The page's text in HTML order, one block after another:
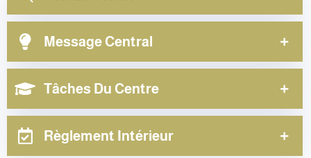
Centre d'Impression et d'Audiovisuel
Centre d'enseignement intensif des langues
Lobby technologique
Message Central
Tâches Du Centre
Règlement Intérieur